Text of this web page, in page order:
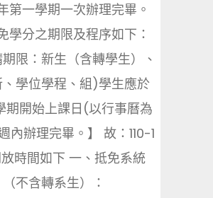
第一學期一次辦理完畢。
學分之期限及程序如下：
限：新生（含轉學生）、
學位學程、組)學生應於
期開始上課日(以行事曆為
內辦理完畢。】 故：110-1
時間如下 一、抵免系統
（不含轉系生）：